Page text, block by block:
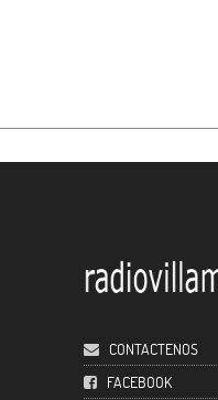
CONTACTENOS
FACEBOOK